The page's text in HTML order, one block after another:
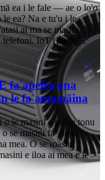
ea i le fale — ae o lo'o
ea? Na e tu'u i le
ai ma se masini
telefoni. IoT (Intern...
fa'apefea ona
le fa'amamāina
o le masini e galue tonu
se masini faʻalogo
mea. O se masini
e iloa ai mea e le